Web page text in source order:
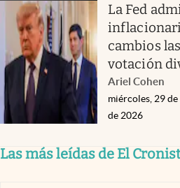
La Fed
cambios
votación
Ariel Cohen
miércoles, 29
de 2026
Las más leídas de El